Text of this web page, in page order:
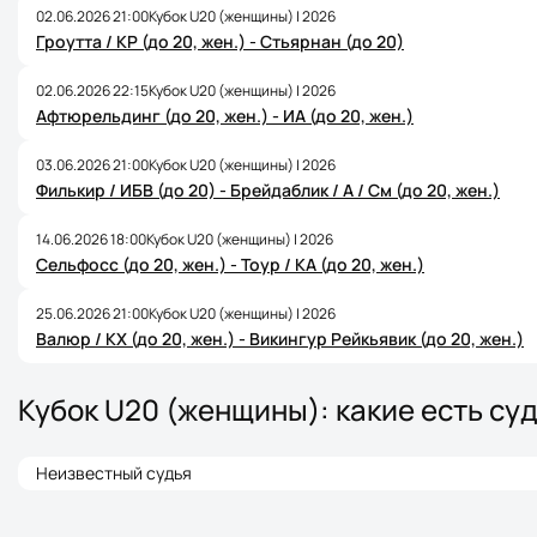
02.06.2026 21:00Кубок U20 (женщины) | 2026
Гроутта / КР (до 20, жен.) - Стьярнан (до 20)
02.06.2026 22:15Кубок U20 (женщины) | 2026
Афтюрельдинг (до 20, жен.) - ИА (до 20, жен.)
03.06.2026 21:00Кубок U20 (женщины) | 2026
Филькир / ИБВ (до 20) - Брейдаблик / А / См (до 20, жен.)
14.06.2026 18:00Кубок U20 (женщины) | 2026
Сельфосс (до 20, жен.) - Тоур / КА (до 20, жен.)
25.06.2026 21:00Кубок U20 (женщины) | 2026
Валюр / КХ (до 20, жен.) - Викингур Рейкьявик (до 20, жен.)
Кубок U20 (женщины): какие есть
Неизвестный судья